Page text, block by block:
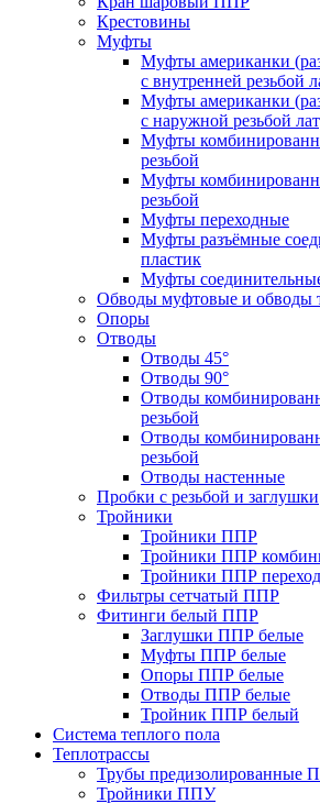
Крестовины
Муфты
Муфты американки
с внутренней резьбой
Муфты американки
с наружной резьбой
Муфты
резьбой
Муфты
резьбой
Муфты переходные
Муфты разъёмные
пластик
Муфты
Обводы муфтовые и обводы
Опоры
Отводы
Отводы 45°
Отводы 90°
Отводы
резьбой
Отводы
резьбой
Отводы настенные
Пробки с резьбой и заглушки
Тройники
Тройники ППР
Тройники ППР
Тройники ППР
Фильтры сетчатый ППР
Фитинги белый ППР
Заглушки ППР белые
Муфты ППР белые
Опоры ППР белые
Отводы ППР белые
Тройник ППР белый
Система теплого пола
Теплотрассы
Трубы предизолированные
Тройники ППУ